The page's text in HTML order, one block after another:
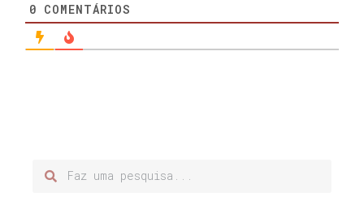
0 COMENTÁRIOS